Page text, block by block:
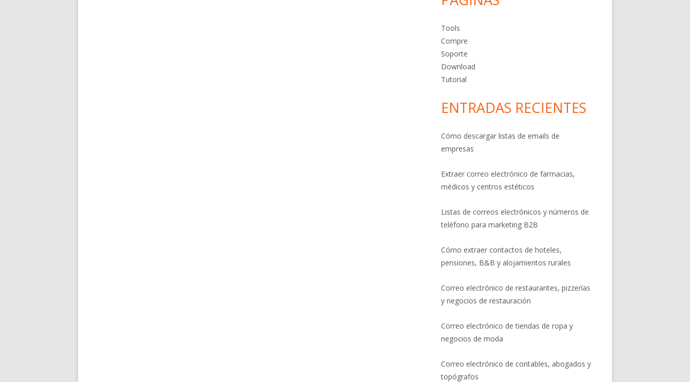
Tools
Compre
Soporte
Download
Tutorial
ENTRADAS RECIENTES
Cómo descargar listas de emails de
empresas
Extraer correo electrónico de farmacias,
médicos y centros estéticos
Listas de correos electrónicos y números de
teléfono para marketing B2B
Cómo extraer contactos de hoteles,
pensiones, B&B y alojamientos rurales
Correo electrónico de restaurantes, pizzerías
y negocios de restauración
Correo electrónico de tiendas de ropa y
negocios de moda
Correo electrónico de contables, abogados y
topógrafos